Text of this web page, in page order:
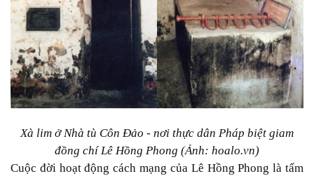
Xà lim ở Nhà tù Côn Đảo - nơi thực dân Pháp biệt giam
đồng chí Lê Hồng Phong (Ảnh: hoalo.vn)
Cuộc đời hoạt động cách mạng của Lê Hồng Phong là tấm